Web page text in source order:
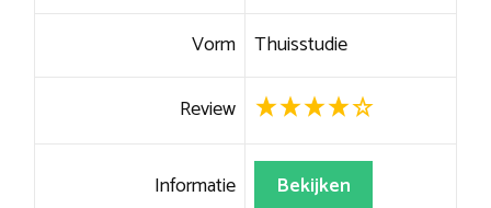
Vorm Thuisstudie
Review
Informatie Bekijken